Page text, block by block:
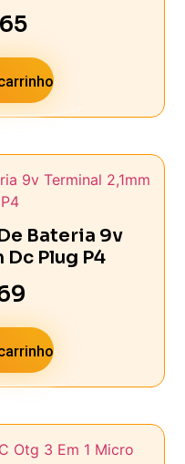
Bateria 9v
Dc Plug P4